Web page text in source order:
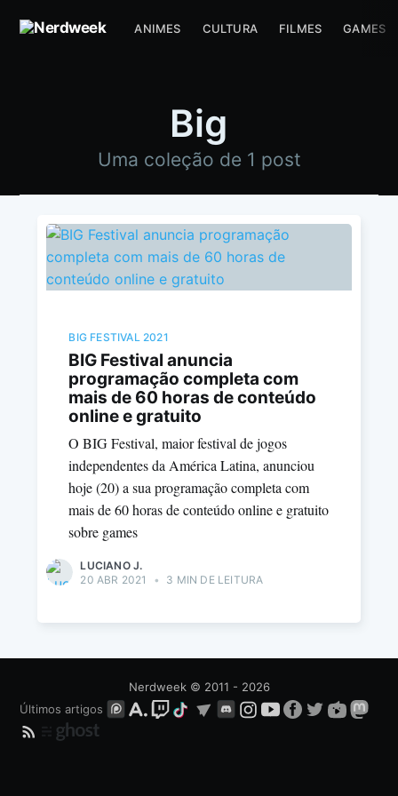
ANIMES CULTURA FILMES GAMES
Big
Uma coleção de 1 post
BIG FESTIVAL 2021
BIG Festival anuncia
programação completa com
mais de 60 horas de conteúdo
online e gratuito
O BIG Festival, maior festival de jogos
independentes da América Latina, anunciou
hoje (20) a sua programação completa com
mais de 60 horas de conteúdo online e gratuito
sobre games
LUCIANO J.
20 ABR 2021
• 3 MIN DE LEITURA
Nerdweek© 2011 - 2026
Últimos artigos